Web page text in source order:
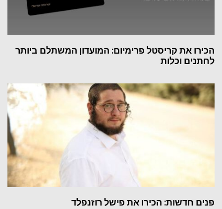
הכירו את קריסטל פרימיום: המועדון המשתלם ביותר
לחתנים וכלות
פנים חדשות: הכירו את פישל רוזנפלד